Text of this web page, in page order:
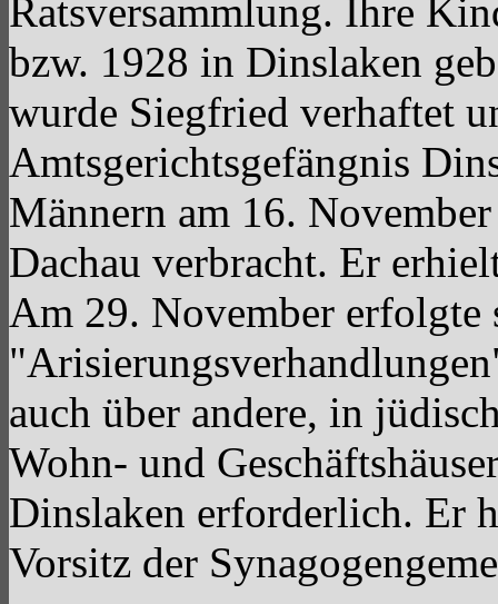
Ratsversammlung. Ihre
bzw. 1928 in Dinslaken
wurde Siegfried verhaftet
Amtsgerichtsgefängnis
Männern am 16.
Dachau verbracht. Er
Am 29. November erfolgte
auch über andere, in
Wohn- und
Dinslaken erforderlich. Er
Vorsitz der